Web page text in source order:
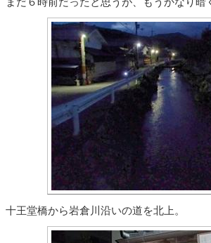
十王堂橋から岩倉川沿いの道を北上。